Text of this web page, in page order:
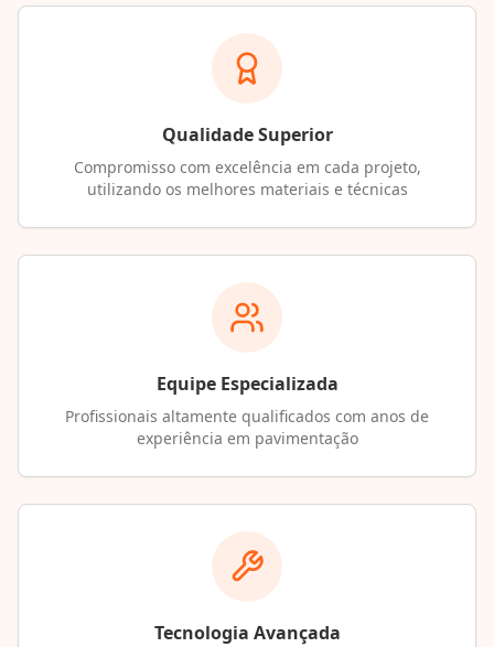
Qualidade Superior
Compromisso com excelência em cada projeto,
utilizando os melhores materiais e técnicas
Equipe Especializada
Profissionais altamente qualificados com anos de
experiência em pavimentação
Tecnologia Avançada